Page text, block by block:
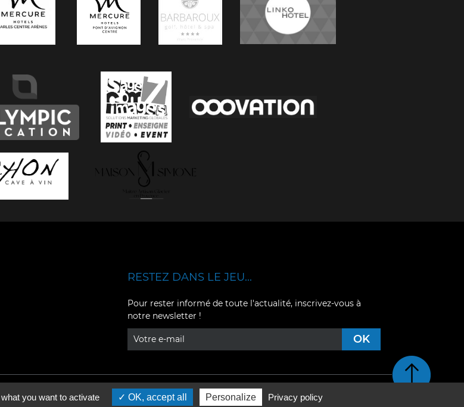
YouTube
RESTEZ DANS LE JEU...
Pour rester informé de toute l'actualité, inscrivez-vous à
notre newsletter !
Retour en haut de page
you want to activate OK, accept all Personalize Privacy policy